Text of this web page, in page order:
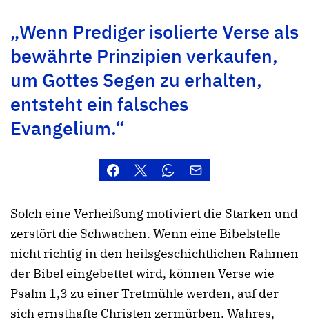
„Wenn Prediger isolierte Verse als
bewährte Prinzipien verkaufen,
um Gottes Segen zu erhalten,
entsteht ein falsches
Evangelium.“
Solch eine Verheißung motiviert die Starken und
zerstört die Schwachen. Wenn eine Bibelstelle
nicht richtig in den heilsgeschichtlichen Rahmen
der Bibel eingebettet wird, können Verse wie
Psalm 1,3 zu einer Tretmühle werden, auf der
sich ernsthafte Christen zermürben. Wahres,